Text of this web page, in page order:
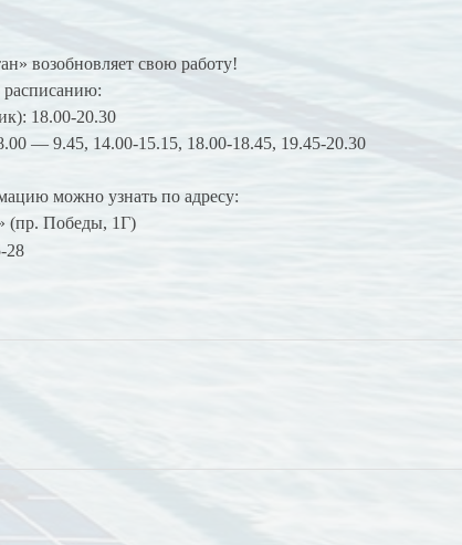
возобновляет свою работу!
18.00-20.30
— 9.45, 14.00-15.15, 18.00-18.45, 19.45-20.30
можно узнать по адресу:
Победы, 1Г)
28